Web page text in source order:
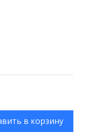
в корзину